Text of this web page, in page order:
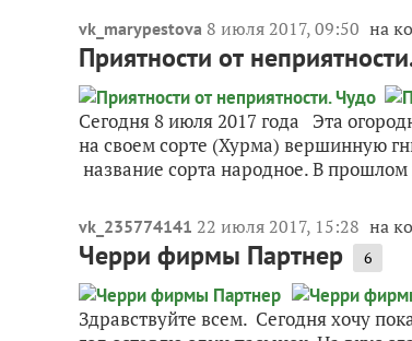
vk_marypestova 8 июля 2017, 09:50 на
Приятности от
Сегодня 8 июля 2017 года Эта
на своем сорте (Хурма) вершинную
название сорта народное. В
vk_235774141 22 июля 2017, 15:28 на
Черри фирмы Партнер 6
Здравствуйте всем. Сегодня хочу